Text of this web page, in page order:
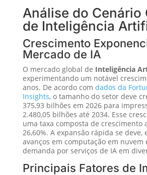
Análise do Cenário
de Inteligência
Crescimento
Mercado de IA
O mercado global de Inteligência
experimentando um notável
anos. De acordo com dados da
Insights, o tamanho do setor deve
375,93 bilhões em 2026 para
2.480,05 bilhões até 2034. Esse
uma taxa composta de crescimento
26,60%. A expansão rápida se deve,
avanços em computação em nuvem
demanda por serviços de IA em
Principais Fatores de